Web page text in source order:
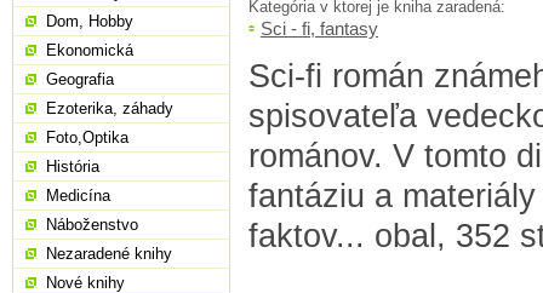
Kategória v ktorej je kniha zaradená:
Sci - fi, fantasy
Sci-fi román
spisovateľa
románov. V tomto
fantáziu a
faktov... obal, 352
Dom, Hobby
Ekonomická
Geografia
Ezoterika, záhady
Foto,Optika
História
Medicína
Náboženstvo
Nezaradené knihy
Nové knihy